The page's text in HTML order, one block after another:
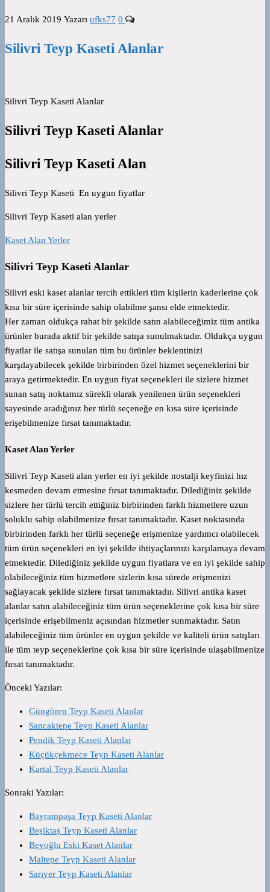
21 Aralık 2019 Yazarı ufks77 0
Silivri Teyp Kaseti Alanlar
Silivri Teyp Kaseti Alanlar
Silivri Teyp Kaseti Alanlar
Silivri Teyp Kaseti Alan
Silivri Teyp Kaseti En uygun fiyatlar
Silivri Teyp Kaseti alan yerler
Kaset Alan Yerler
Silivri Teyp Kaseti Alanlar
Silivri eski kaset alanlar tercih ettikleri tüm kişilerin kaderlerine çok
kısa bir süre içerisinde sahip olabilme şansı elde etmektedir.
Her zaman oldukça rahat bir şekilde satın alabileceğimiz tüm antika
ürünler burada aktif bir şekilde satışa sunulmaktadır. Oldukça uygun
fiyatlar ile satışa sunulan tüm bu ürünler beklentinizi
karşılayabilecek şekilde birbirinden özel hizmet seçeneklerini bir
araya getirmektedir. En uygun fiyat seçenekleri ile sizlere hizmet
sunan satış noktamız sürekli olarak yenilenen ürün seçenekleri
sayesinde aradığınız her türlü seçeneğe en kısa süre içerisinde
erişebilmenize fırsat tanımaktadır.
Kaset Alan Yerler
Silivri Teyp Kaseti alan yerler en iyi şekilde nostalji keyfinizi hız
kesmeden devam etmesine fırsat tanımaktadır. Dilediğiniz şekilde
sizlere her türlü tercih ettiğiniz birbirinden farklı hizmetlere uzun
soluklu sahip olabilmenize fırsat tanımaktadır. Kaset noktasında
birbirinden farklı her türlü seçeneğe erişmenize yardımcı olabilecek
tüm ürün seçenekleri en iyi şekilde ihtiyaçlarınızı karşılamaya devam
etmektedir. Dilediğiniz şekilde uygun fiyatlara ve en iyi şekilde sahip
olabileceğiniz tüm hizmetlere sizlerin kısa sürede erişmenizi
sağlayacak şekilde sizlere fırsat tanımaktadır. Silivri antika kaset
alanlar satın alabileceğiniz tüm ürün seçeneklerine çok kısa bir süre
içerisinde erişebilmeniz açısından hizmetler sunmaktadır. Satın
alabileceğiniz tüm ürünler en uygun şekilde ve kaliteli ürün satışları
ile tüm teyp seçeneklerine çok kısa bir süre içerisinde ulaşabilmenize
fırsat tanımaktadır.
Önceki Yazılar:
Güngören Teyp Kaseti Alanlar
Sancaktepe Teyp Kaseti Alanlar
Pendik Teyp Kaseti Alanlar
Küçükçekmece Teyp Kaseti Alanlar
Kartal Teyp Kaseti Alanlar
Sonraki Yazılar:
Bayrampaşa Teyp Kaseti Alanlar
Beşiktaş Teyp Kaseti Alanlar
Beyoğlu Eski Kaset Alanlar
Maltepe Teyp Kaseti Alanlar
Sarıyer Teyp Kaseti Alanlar